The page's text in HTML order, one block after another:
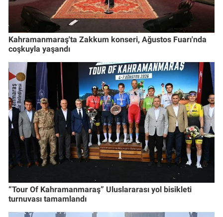
Kahramanmaraş'ta Zakkum konseri, Ağustos Fuarı'nda
coşkuyla yaşandı
“Tour Of Kahramanmaraş” Uluslararası yol bisikleti
turnuvası tamamlandı